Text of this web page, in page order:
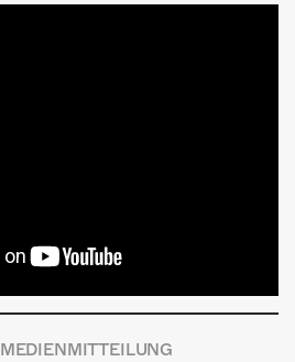
MEDIENMITTEILUNG